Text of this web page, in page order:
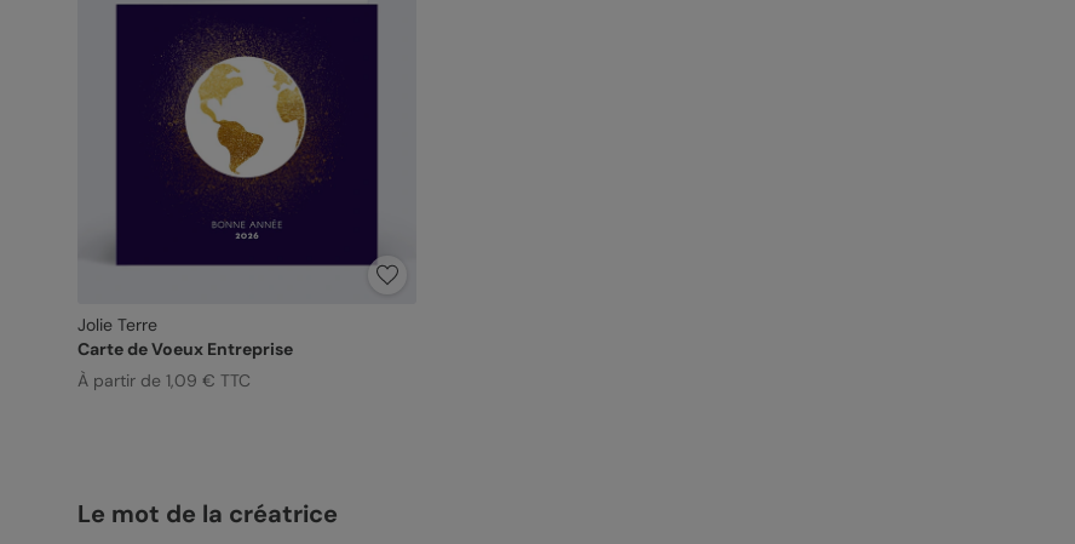
Jolie Terre
Carte de Voeux Entreprise
À partir de 1,09 € TTC
Le mot de la créatrice